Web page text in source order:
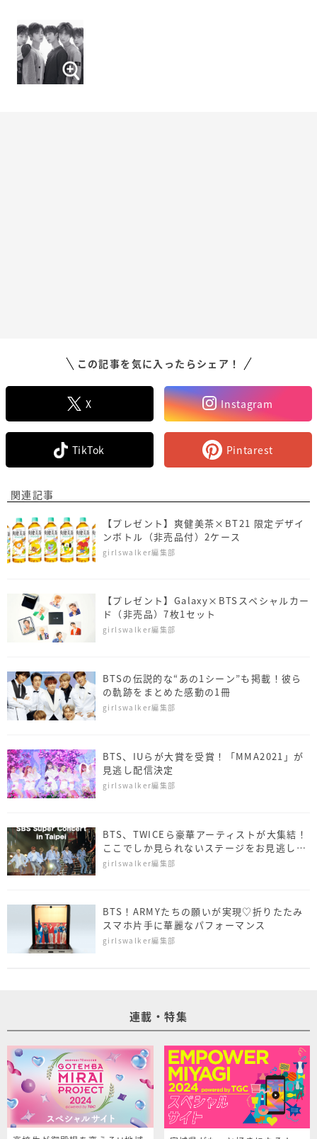
この記事を気に入ったらシェア！
X Instagram
TikTok Pintarest
関連記事
【プレゼント】爽健美茶×BT21 限定デザイ
ンボトル（非売品付）2ケース
girlswalker編集部
【プレゼント】Galaxy×BTSスペシャルカー
ド（非売品）7枚1セット
girlswalker編集部
BTSの伝説的な“あの1シーン”も掲載！彼ら
の軌跡をまとめた感動の1冊
girlswalker編集部
BTS、IUらが大賞を受賞！「MMA2021」が
見逃し配信決定
girlswalker編集部
BTS、TWICEら豪華アーティストが大集結！
ここでしか見られないステージをお見逃しな
く
girlswalker編集部
BTS！ARMYたちの願いが実現♡折りたたみ
スマホ片手に華麗なパフォーマンス
girlswalker編集部
連載・特集